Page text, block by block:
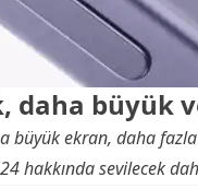
daha büyük
büyük ekran, daha
hakkında sevilecek